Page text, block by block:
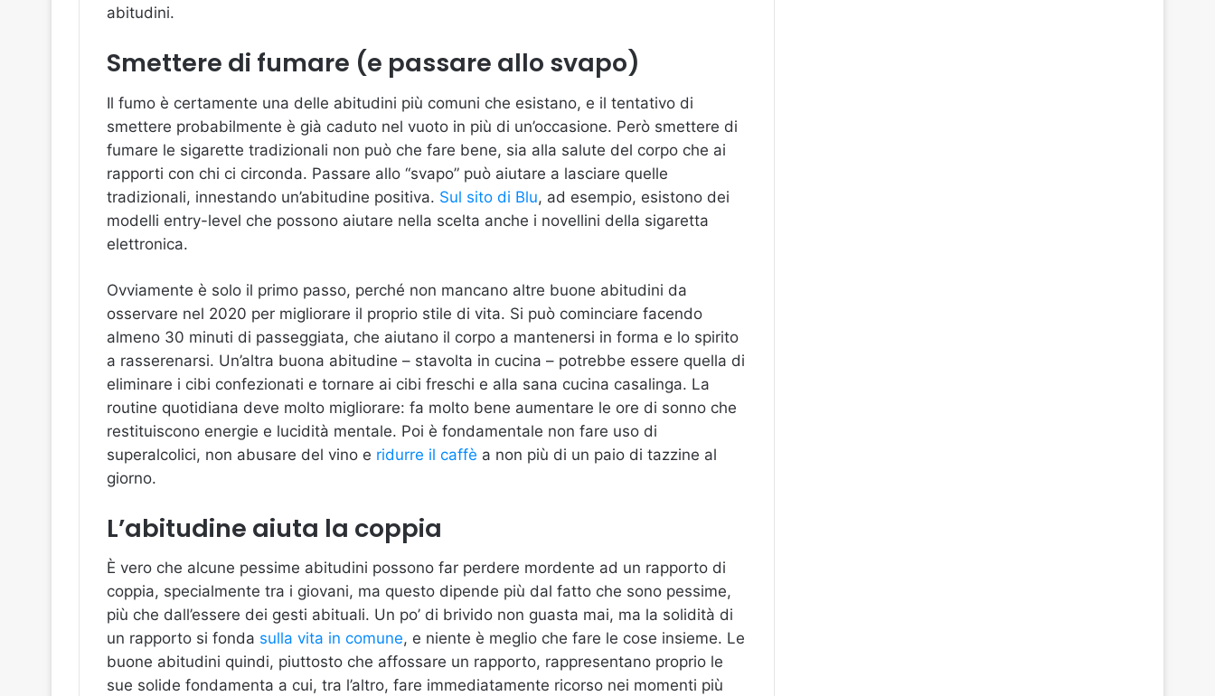
abitudini.
Smettere di fumare (e passare allo svapo)
Il fumo è certamente una delle abitudini più comuni che esistano, e il tentativo di
smettere probabilmente è già caduto nel vuoto in più di un’occasione. Però smettere di
fumare le sigarette tradizionali non può che fare bene, sia alla salute del corpo che ai
rapporti con chi ci circonda. Passare allo “svapo” può aiutare a lasciare quelle
tradizionali, innestando un’abitudine positiva. Sul sito di Blu, ad esempio, esistono dei
modelli entry-level che possono aiutare nella scelta anche i novellini della sigaretta
elettronica.
Ovviamente è solo il primo passo, perché non mancano altre buone abitudini da
osservare nel 2020 per migliorare il proprio stile di vita. Si può cominciare facendo
almeno 30 minuti di passeggiata, che aiutano il corpo a mantenersi in forma e lo spirito
a rasserenarsi. Un’altra buona abitudine – stavolta in cucina – potrebbe essere quella di
eliminare i cibi confezionati e tornare ai cibi freschi e alla sana cucina casalinga. La
routine quotidiana deve molto migliorare: fa molto bene aumentare le ore di sonno che
restituiscono energie e lucidità mentale. Poi è fondamentale non fare uso di
superalcolici, non abusare del vino e ridurre il caffè a non più di un paio di tazzine al
giorno.
L’abitudine aiuta la coppia
È vero che alcune pessime abitudini possono far perdere mordente ad un rapporto di
coppia, specialmente tra i giovani, ma questo dipende più dal fatto che sono pessime,
più che dall’essere dei gesti abituali. Un po’ di brivido non guasta mai, ma la solidità di
un rapporto si fonda sulla vita in comune, e niente è meglio che fare le cose insieme. Le
buone abitudini quindi, piuttosto che affossare un rapporto, rappresentano proprio le
sue solide fondamenta a cui, tra l’altro, fare immediatamente ricorso nei momenti più